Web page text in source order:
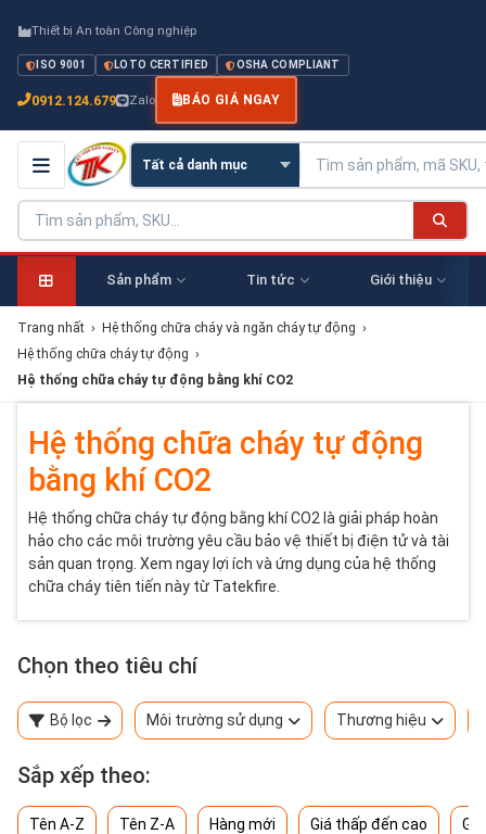
Thiết bị An toàn Công nghiệp
ISO 9001 LOTO CERTIFIED OSHA COMPLIANT
0912.124.679 Zalo BÁO GIÁ NGAY
Sản phẩm Tin tức Giới thiệu
Trang nhất › Hệ thống chữa cháy và ngăn cháy tự động ›
Hệ thống chữa cháy tự động ›
Hệ thống chữa cháy tự động bằng khí CO2
Hệ thống chữa cháy tự động
bằng khí CO2
Hệ thống chữa cháy tự động bằng khí CO2 là giải pháp hoàn
hảo cho các môi trường yêu cầu bảo vệ thiết bị điện tử và tài
sản quan trọng. Xem ngay lợi ích và ứng dụng của hệ thống
chữa cháy tiên tiến này từ Tatekfire.
Chọn theo tiêu chí
Bộ lọc Môi trường sử dụng Thương hiệu
Sắp xếp theo:
Tên A-Z Tên Z-A Hàng mới Giá thấp đến cao